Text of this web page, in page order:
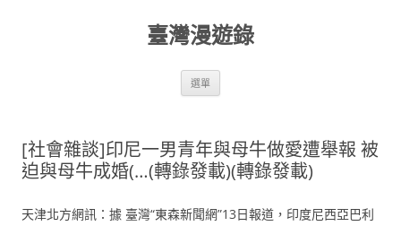
臺灣漫遊錄
選單
[社會雜談]印尼一男青年與母牛做愛遭舉報 被
迫與母牛成婚(…(轉錄發載)(轉錄發載)
天津北方網訊：據 臺灣“東森新聞網”13日報道，印度尼西亞巴利